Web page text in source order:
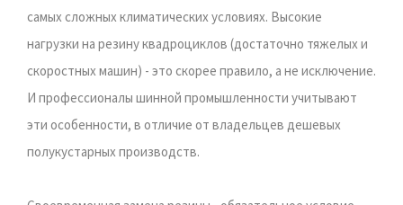
самых сложных климатических условиях. Высокие
нагрузки на резину квадроциклов (достаточно тяжелых и
скоростных машин) - это скорее правило, а не исключение.
И профессионалы шинной промышленности учитывают
эти особенности, в отличие от владельцев дешевых
полукустарных производств.